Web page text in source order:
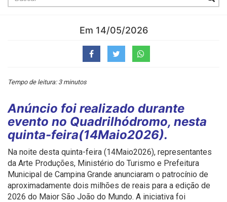
Em 14/05/2026
Tempo de leitura: 3 minutos
Anúncio foi realizado durante
evento no Quadrilhódromo, nesta
quinta-feira(14Maio2026).
Na noite desta quinta-feira (14Maio2026), representantes
da Arte Produções, Ministério do Turismo e Prefeitura
Municipal de Campina Grande anunciaram o patrocínio de
aproximadamente dois milhões de reais para a edição de
2026 do Maior São João do Mundo. A iniciativa foi